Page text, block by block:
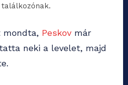
mondta, Peskov már
neki a levelet, majd